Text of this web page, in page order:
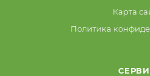
Карта
Политика